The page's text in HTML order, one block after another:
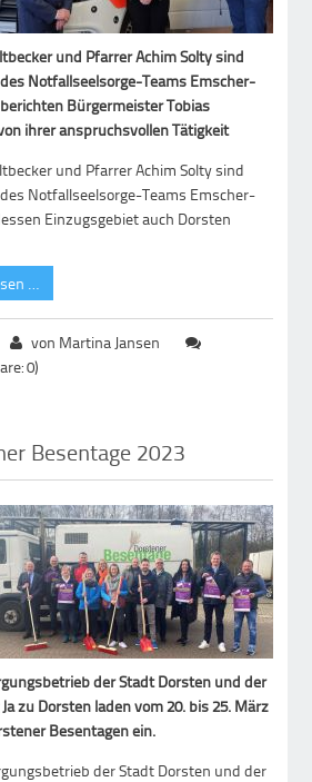
und Pfarrer Achim Solty sind
Notfallseelsorge-Teams Emscher-
Bürgermeister Tobias
ihrer anspruchsvollen Tätigkeit
und Pfarrer Achim Solty sind
Notfallseelsorge-Teams Emscher-
Einzugsgebiet auch Dorsten
…
von Martina Jansen
0)
Besentage 2023
der Stadt Dorsten und der
Ja zu Dorsten laden vom 20. bis 25. März
Besentagen ein.
der Stadt Dorsten und der